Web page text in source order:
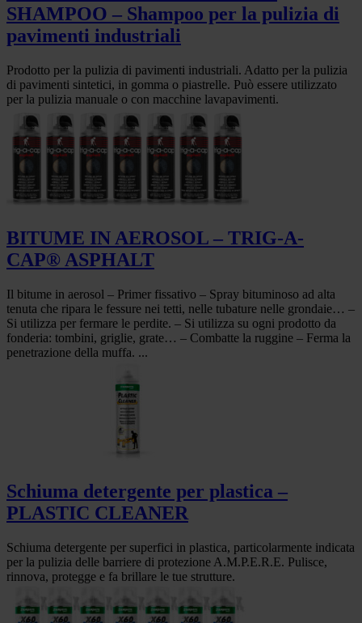
SHAMPOO – Shampoo per la pulizia di
pavimenti industriali
Prodotto per la pulizia di pavimenti industriali. Adatto per la pulizia
di pavimenti sintetici, in gomma o piastrelle. Può essere utilizzato
per la pulizia manuale o con macchine lavapavimenti.
BITUME IN AEROSOL – TRIG-A-
CAP® ASPHALT
Il bitume in aerosol – Primer fissativo – Spray bituminoso ad alta
tenuta che ripara le fessure nei tetti, nelle tubature nelle grondaie… –
Si utilizza per fermare le perdite. – Si utilizza su ogni prodotto da
fonderia: tombini, griglie, grate… – Combatte la ruggine – Ferma la
penetrazione della muffa. ...
Schiuma detergente per plastica –
PLASTIC CLEANER
Schiuma detergente per superfici in plastica, particolarmente indicata
per la pulizia delle barriere di protezione A.M.P.E.R.E. Pulisce,
rinnova, protegge e fa brillare le tue strutture.